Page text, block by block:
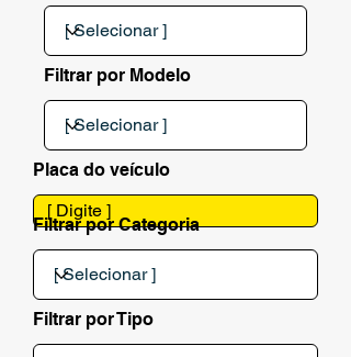
Filtrar por Modelo
Placa do veículo
Filtrar por Categoria
Filtrar por Tipo